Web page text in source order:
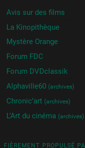
Avis sur des films
La Kinopithèque
Mystère Orange
Forum FDC
Forum DVDclassik
Alphaville60 (archives)
Chronic’art (archives)
L’Art du cinéma (archives)
FIÈREMENT PROPULSÉ